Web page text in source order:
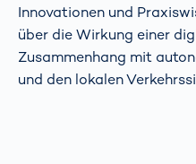
Innovationen und
über die Wirkung einer
Zusammenhang mit
und den lokalen